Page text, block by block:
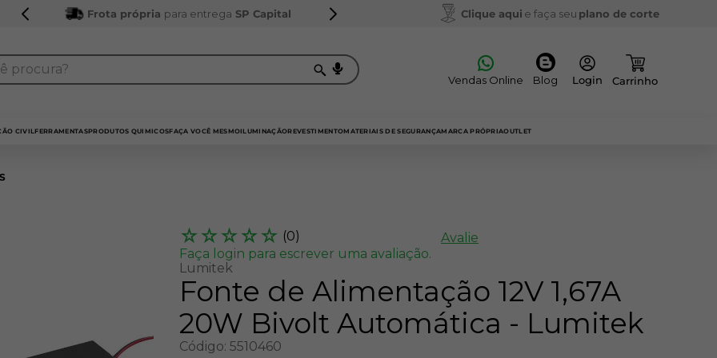
Frota própria para entrega SP Capital Clique aqui e faça seu plano de corte
Vendas Online Blog
CIVILFERRAMENTASPRODUTOS QUIMICOSFAÇA VOCÊ MESMOILUMINAÇÃOREVESTIMENTOMATERIAIS DE SEGURANÇAMARCA PRÓPRIAOUTLET
☆ ☆ ☆ ☆ ☆ (0)
Faça login para escrever uma avaliação.
Avalie
Lumitek
Fonte de Alimentação 12V 1,67A
20W Bivolt Automática - Lumitek
Código: 5510460
1º
sarrafo
5º
napa
6º
º
bagum
8º
mdf a4
9 º
pinus